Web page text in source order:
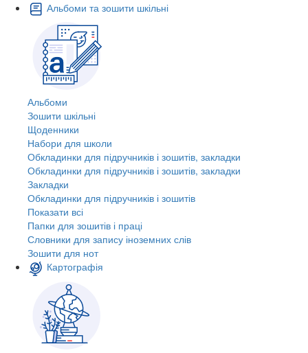
Альбоми та зошити шкільні
Альбоми
Зошити шкільні
Щоденники
Набори для школи
Обкладинки для підручників і зошитів, закладки
Обкладинки для підручників і зошитів, закладки
Закладки
Обкладинки для підручників і зошитів
Показати всі
Папки для зошитів і праці
Словники для запису іноземних слів
Зошити для нот
Картографія